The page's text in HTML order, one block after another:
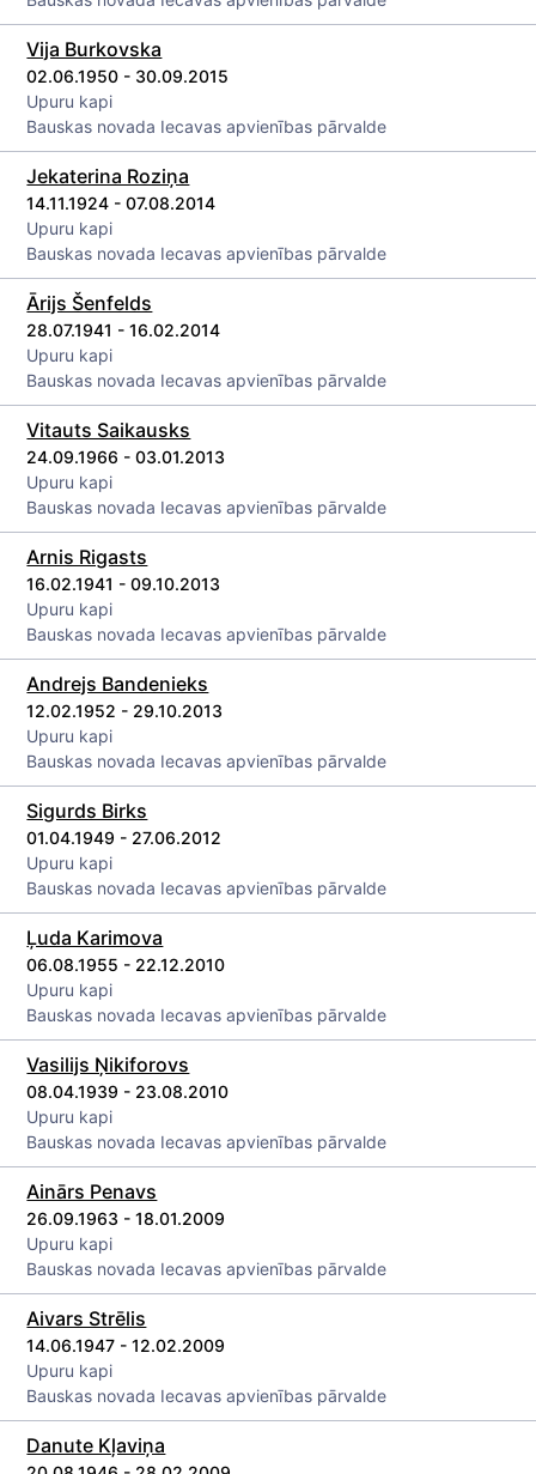
Vija Burkovska
02.06.1950 - 30.09.2015
Upuru kapi
Bauskas novada Iecavas apvienības pārvalde
Jekaterina Roziņa
14.11.1924 - 07.08.2014
Upuru kapi
Bauskas novada Iecavas apvienības pārvalde
Ārijs Šenfelds
28.07.1941 - 16.02.2014
Upuru kapi
Bauskas novada Iecavas apvienības pārvalde
Vitauts Saikausks
24.09.1966 - 03.01.2013
Upuru kapi
Bauskas novada Iecavas apvienības pārvalde
Arnis Rigasts
16.02.1941 - 09.10.2013
Upuru kapi
Bauskas novada Iecavas apvienības pārvalde
Andrejs Bandenieks
12.02.1952 - 29.10.2013
Upuru kapi
Bauskas novada Iecavas apvienības pārvalde
Sigurds Birks
01.04.1949 - 27.06.2012
Upuru kapi
Bauskas novada Iecavas apvienības pārvalde
Ļuda Karimova
06.08.1955 - 22.12.2010
Upuru kapi
Bauskas novada Iecavas apvienības pārvalde
Vasilijs Ņikiforovs
08.04.1939 - 23.08.2010
Upuru kapi
Bauskas novada Iecavas apvienības pārvalde
Ainārs Penavs
26.09.1963 - 18.01.2009
Upuru kapi
Bauskas novada Iecavas apvienības pārvalde
Aivars Strēlis
14.06.1947 - 12.02.2009
Upuru kapi
Bauskas novada Iecavas apvienības pārvalde
Danute Kļaviņa